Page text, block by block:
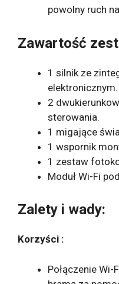
powolny ruch
Zawartość
1 silnik ze
elektronicznym.
2
sterowania.
1 migające
1 wspornik
1 zestaw
Moduł Wi-Fi
Zalety i wady:
Korzyści :
Połączenie